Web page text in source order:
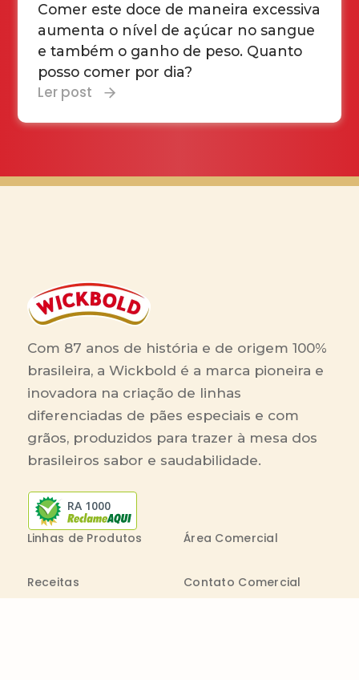
Comer este doce de maneira excessiva
aumenta o nível de açúcar no sangue
e também o ganho de peso. Quanto
posso comer por dia?
Ler post
Com 87 anos de história e de origem 100%
brasileira, a Wickbold é a marca pioneira e
inovadora na criação de linhas
diferenciadas de pães especiais e com
grãos, produzidos para trazer à mesa dos
brasileiros sabor e saudabilidade.
RA 1000
Linhas de Produtos Área Comercial
Receitas Contato Comercial